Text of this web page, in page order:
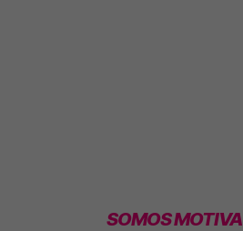
SOMOS MOTIVA